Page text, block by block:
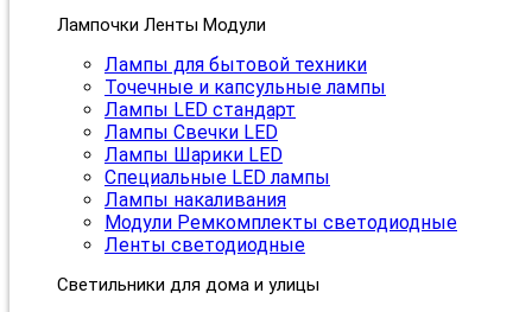
Лампочки Ленты Модули
Лампы для бытовой техники
Точечные и капсульные лампы
Лампы LED стандарт
Лампы Свечки LED
Лампы Шарики LED
Специальные LED лампы
Лампы накаливания
Модули Ремкомплекты светодиодные
Ленты светодиодные
Светильники для дома и улицы